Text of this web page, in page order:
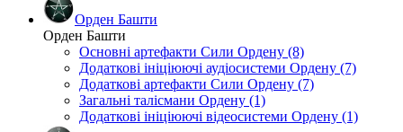
Орден Башти
Орден Башти
Основні артефакти Сили Ордену (8)
Додаткові ініціюючі аудіосистеми Ордену (7)
Додаткові артефакти Сили Ордену (7)
Загальні талісмани Ордену (1)
Додаткові ініціюючі відеосистеми Ордену (1)